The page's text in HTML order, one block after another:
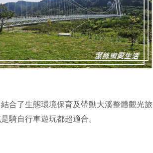
合了生態環境保育及帶動大溪整體觀光旅
騎自行車遊玩都超適合。